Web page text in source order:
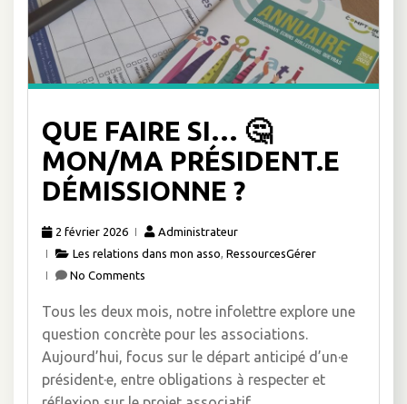
QUE FAIRE SI… 🤔
MON/MA PRÉSIDENT.E
DÉMISSIONNE ?
2 février 2026
Administrateur
Les relations dans mon asso, RessourcesGérer
No Comments
Tous les deux mois, notre infolettre explore une
question concrète pour les associations.
Aujourd’hui, focus sur le départ anticipé d’un·e
président·e, entre obligations à respecter et